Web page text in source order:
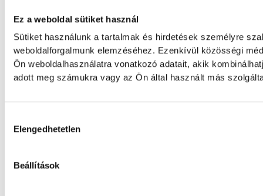
Ez a weboldal sütiket használ
Sütiket használunk a tartalmak és hirdetések személyre
weboldalforgalmunk elemzéséhez. Ezenkívül közösségi
Ön weboldalhasználatra vonatkozó adatait, akik
adott meg számukra vagy az Ön által használt más
Elengedhetetlen
Beállítások
A magyar női ifjúsági kézilabda-
Romániával a korosztályos
hétfőn Pitesti-ben.